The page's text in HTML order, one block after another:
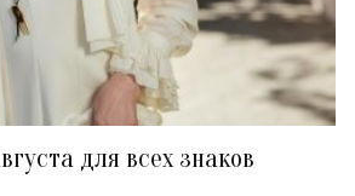
для всех знаков